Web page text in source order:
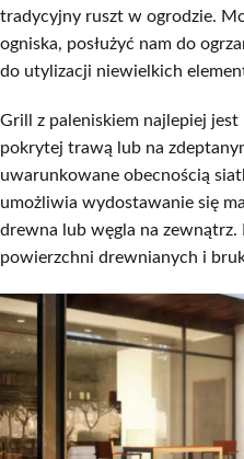
tradycyjny ruszt w ogrodzie.
ogniska, posłużyć nam do
do utylizacji niewielkich
Grill z paleniskiem najlepiej
pokrytej trawą lub na
uwarunkowane obecnością
umożliwia wydostawanie się
drewna lub węgla na zewnątrz.
powierzchni drewnianych i